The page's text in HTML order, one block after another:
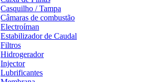
Casquilho / Tampa
Câmaras de combustão
Electroíman
Estabilizador de Caudal
Filtros
Hidrogerador
Injector
Lubrificantes